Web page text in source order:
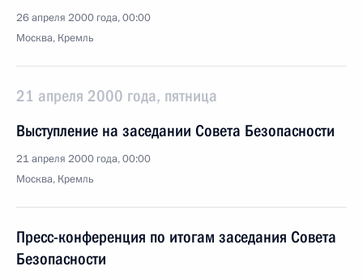
26 апреля 2000 года, 00:00
Москва, Кремль
21 апреля 2000 года, пятница
Выступление на заседании Совета Безопасности
21 апреля 2000 года, 00:00
Москва, Кремль
Пресс-конференция по итогам заседания Совета
Безопасности